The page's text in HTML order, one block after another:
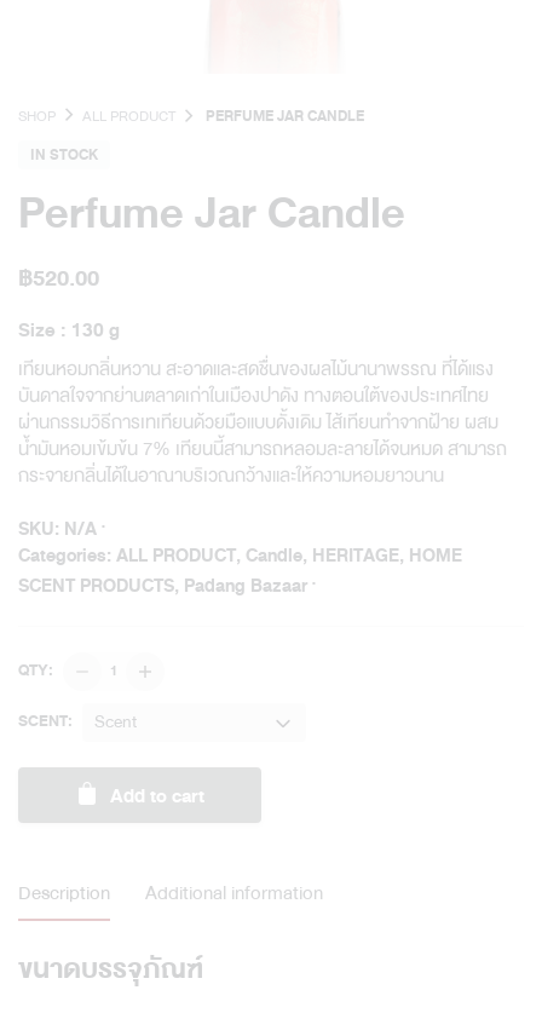
SHOP ALL PRODUCT
PERFUME JAR CANDLE
IN STOCK
Perfume Jar Candle
฿520.00
Size : 130 g
เทียนหอมกลิ่นหวาน สะอาดและสดชื่นของผลไม้นานาพรรณ ที่ได้แรง
บันดาลใจจากย่านตลาดเก่าในเมืองปาดัง ทางตอนใต้ของประเทศไทย
ผ่านกรรมวิธีการเทเทียนด้วยมือแบบดั้งเดิม ไส้เทียนทำจากฝ้าย ผสม
น้ำมันหอมเข้มข้น 7% เทียนนี้สามารถหลอมละลายได้จนหมด สามารถ
กระจายกลิ่นได้ในอาณาบริเวณกว้างและให้ความหอมยาวนาน
SKU: N/A
Categories: ALL PRODUCT, Candle, HERITAGE, HOME
SCENT PRODUCTS, Padang Bazaar
QTY: Perfume
Candle
SCENT: Scent
Add to cart
Description Additional information
ขนาดบรรจุภัณฑ์